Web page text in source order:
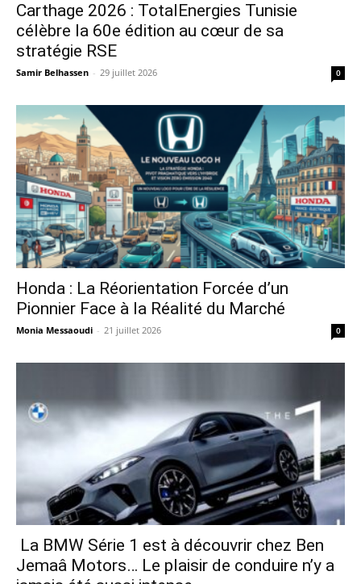
Carthage 2026 : TotalEnergies Tunisie
célèbre la 60e édition au cœur de sa
stratégie RSE
Samir Belhassen - 29 juillet 2026 0
Honda : La Réorientation Forcée d’un
Pionnier Face à la Réalité du Marché
Monia Messaoudi - 21 juillet 2026 0
La BMW Série 1 est à découvrir chez Ben
Jemaâ Motors… Le plaisir de conduire n’y a